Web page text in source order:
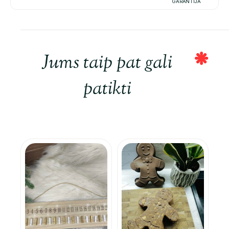
GARANTIJA
Jums taip pat gali
patikti